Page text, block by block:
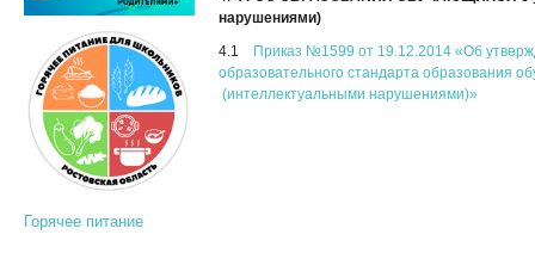
нарушениями)
4.1
Приказ №1599 от 19.12.2014 «Об
образовательного стандарта образования
(интеллектуальными нарушениями)»
Горячее питание